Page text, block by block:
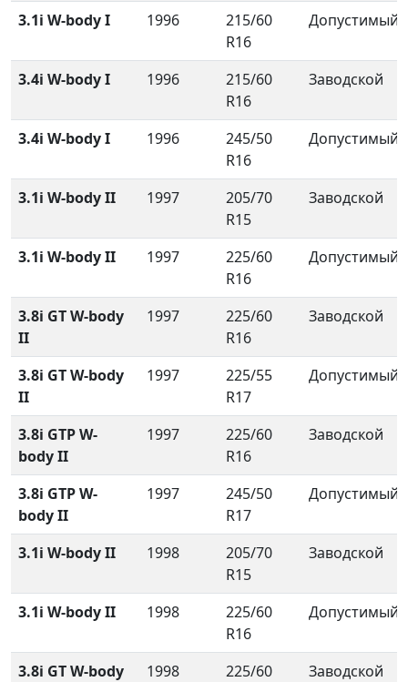
3.1i W-body I 1996
215/60
R16
Допустимый
3.4i W-body I 1996
215/60
R16
Заводской
3.4i W-body I 1996
245/50
R16
Допустимый
3.1i W-body II 1997
205/70
R15
Заводской
3.1i W-body II 1997
225/60
R16
Допустимый
3.8i GT W-body
II
1997
225/60
R16
Заводской
3.8i GT W-body
II
1997
225/55
R17
Допустимый
3.8i GTP W-
body II
1997
225/60
R16
Заводской
3.8i GTP W-
body II
1997
245/50
R17
Допустимый
3.1i W-body II 1998
205/70
R15
Заводской
3.1i W-body II 1998
225/60
R16
Допустимый
3.8i GT W-body
1998
225/60
Заводской